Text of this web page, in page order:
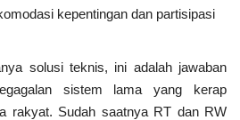
kepentingan dan partisipasi
solusi teknis, ini adalah jawaban
sistem lama yang kerap
rakyat. Sudah saatnya RT dan RW